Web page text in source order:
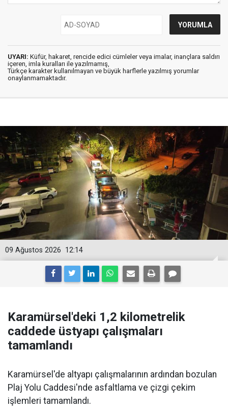
UYARI: Küfür, hakaret, rencide edici cümleler veya imalar, inançlara saldırı
içeren, imla kuralları ile yazılmamış,
Türkçe karakter kullanılmayan ve büyük harflerle yazılmış yorumlar
onaylanmamaktadır.
12:14
09 Ağustos 2026
Karamürsel'deki 1,2 kilometrelik
caddede üstyapı çalışmaları
tamamlandı
Karamürsel'de altyapı çalışmalarının ardından bozulan
Plaj Yolu Caddesi'nde asfaltlama ve çizgi çekim
işlemleri tamamlandı.